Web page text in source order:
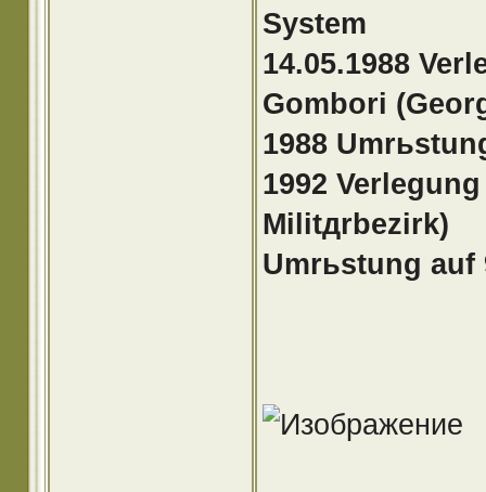
System
14.05.1988
Gombori
1988
1992
Militдrbezirk)
Umrьstung auf